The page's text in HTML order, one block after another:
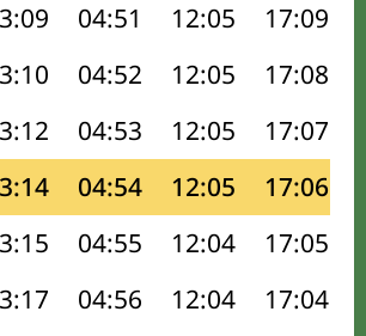
04:51 12:05 17:09
04:52 12:05 17:08
04:53 12:05 17:07
04:54 12:05 17:06
04:55 12:04 17:05
04:56 12:04 17:04